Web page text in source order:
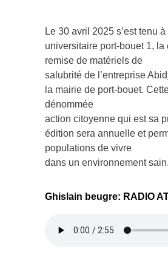
Le 30 avril 2025 s’est tenu
universitaire port-bouet 1, la
remise de matériels de
salubrité de l’entreprise
la mairie de port-bouet.
dénommée
action citoyenne qui est sa
édition sera annuelle et
populations de vivre
dans un environnement sain.
Ghislain beugre: RADIO